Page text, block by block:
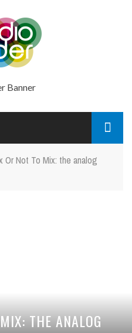
Or Not To Mix: the analog
THE ANALOG